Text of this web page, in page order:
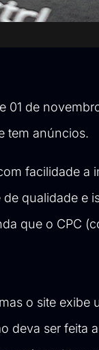
de
tem anúncios.
facilidade a
qualidade e
que o CPC
o site exibe
deva ser feita